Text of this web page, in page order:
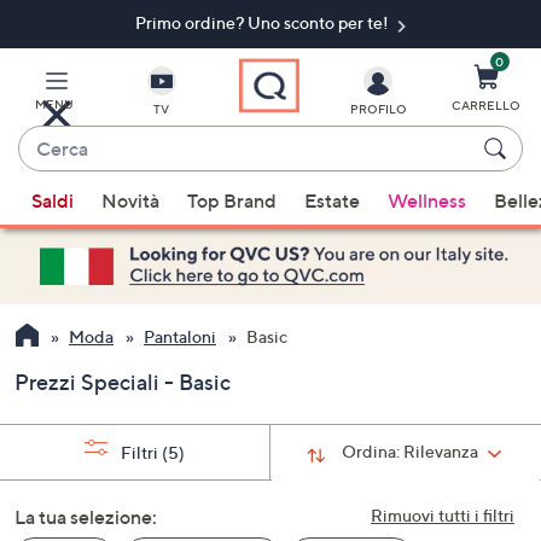
principale
Primo ordine? Uno sconto per te!​
MENU TV
Cerca
sono
disponibili
suggerimenti,
usa
i
freccia
su
giù
oppure
scorri
PROFILO
0
CARRELLO
Saldi Novità Top Brand Estate Wellness
Moda Pantaloni Basic
Prezzi Speciali - Basic
Ordina: Rilevanza
Filtri (5)
Rimuovi tutti i filtri
La tua selezione: